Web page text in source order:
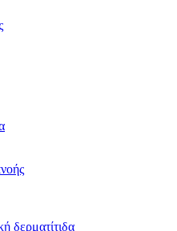
δερματίτιδα